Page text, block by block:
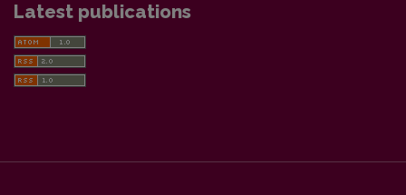
Latest publications